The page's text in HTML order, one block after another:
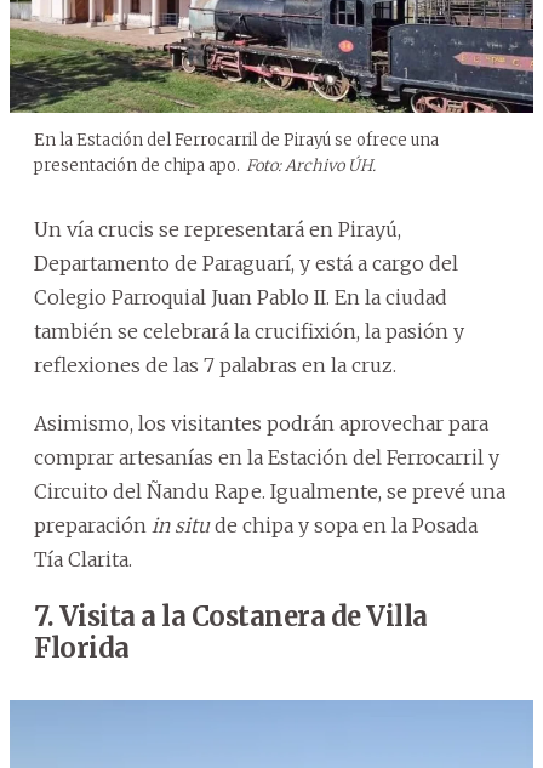
En la Estación del Ferrocarril de Pirayú se ofrece una
presentación de chipa apo. Foto: Archivo ÚH.
Un vía crucis se representará en Pirayú,
Departamento de Paraguarí, y está a cargo del
Colegio Parroquial Juan Pablo II. En la ciudad
también se celebrará la crucifixión, la pasión y
reflexiones de las 7 palabras en la cruz.
Asimismo, los visitantes podrán aprovechar para
comprar artesanías en la Estación del Ferrocarril y
Circuito del Ñandu Rape. Igualmente, se prevé una
preparación in situde chipa y sopa en la Posada
Tía Clarita.
7. Visita a la Costanera de Villa
Florida